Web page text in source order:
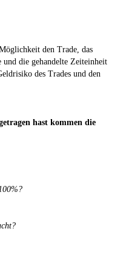
den Trade, das
die gehandelte Zeiteinheit
des Trades und den
hast kommen die